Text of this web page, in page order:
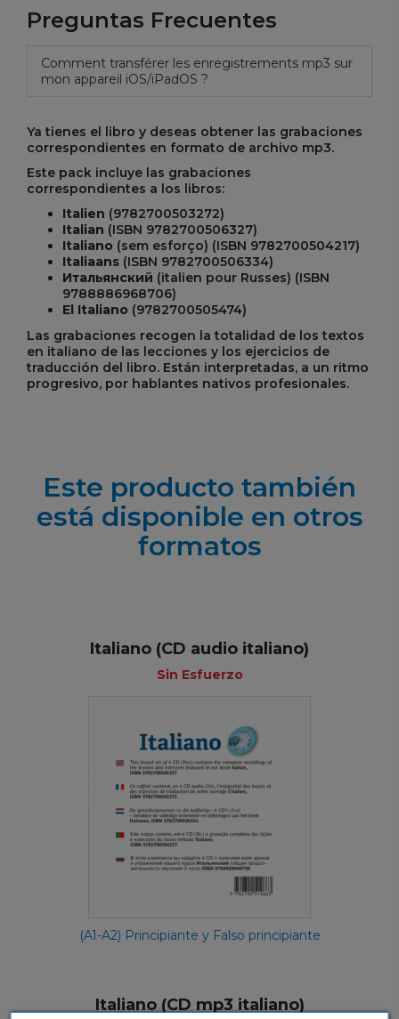
Preguntas Frecuentes
Comment transférer les enregistrements mp3 sur
mon appareil iOS/iPadOS ?
Ya tienes el libro y deseas obtener las grabaciones
correspondientes en formato de archivo mp3.
Este pack incluye las grabaciones
correspondientes a los libros:
Italien (9782700503272)
Italian (ISBN 9782700506327)
Italiano (sem esforço) (ISBN 9782700504217)
Italiaans (ISBN 9782700506334)
Итальянский (italien pour Russes) (ISBN
9788886968706)
El Italiano (9782700505474)
Las grabaciones recogen la totalidad de los textos
en italiano de las lecciones y los ejercicios de
traducción del libro. Están interpretadas, a un ritmo
progresivo, por hablantes nativos profesionales.
Este producto también
está disponible en otros
formatos
Italiano (CD audio italiano)
Sin Esfuerzo
(A1-A2) Principiante y Falso principiante
Italiano (CD mp3 italiano)